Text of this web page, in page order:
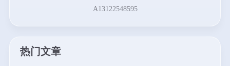
A13122548595
热门文章